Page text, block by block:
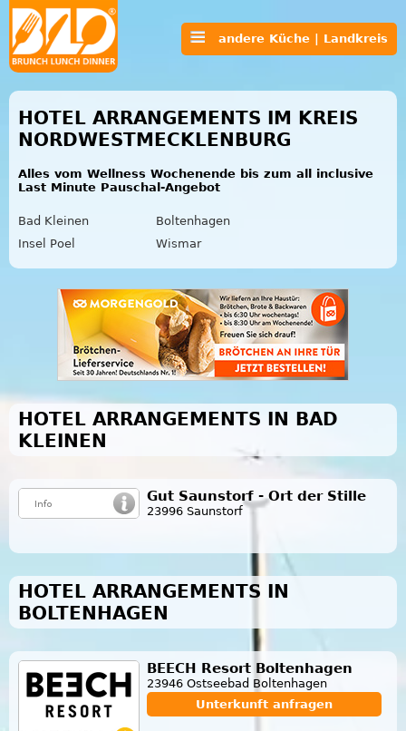
andere Küche | Landkreis
HOTEL ARRANGEMENTS IM KREIS
NORDWESTMECKLENBURG
Alles vom Wellness Wochenende bis zum all inclusive
Last Minute Pauschal-Angebot
Bad Kleinen
Boltenhagen
Insel Poel
Wismar
HOTEL ARRANGEMENTS IN BAD
KLEINEN
Gut Saunstorf - Ort der Stille
23996 Saunstorf
HOTEL ARRANGEMENTS IN
BOLTENHAGEN
BEECH Resort Boltenhagen
23946 Ostseebad Boltenhagen
Unterkunft anfragen